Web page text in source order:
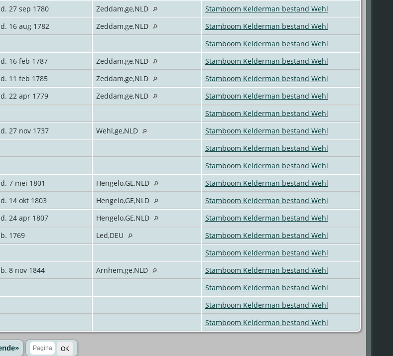
27 sep 1780 Zeddam,ge,NLD
Stamboom Kelderman bestand Wehl
16 aug 1782 Zeddam,ge,NLD
Stamboom Kelderman bestand Wehl
Stamboom Kelderman bestand Wehl
16 feb 1787 Zeddam,ge,NLD
Stamboom Kelderman bestand Wehl
11 feb 1785 Zeddam,ge,NLD
Stamboom Kelderman bestand Wehl
22 apr 1779 Zeddam,ge,NLD
Stamboom Kelderman bestand Wehl
Stamboom Kelderman bestand Wehl
27 nov 1737 Wehl,ge,NLD
Stamboom Kelderman bestand Wehl
Stamboom Kelderman bestand Wehl
Stamboom Kelderman bestand Wehl
7 mei 1801 Hengelo,GE,NLD
Stamboom Kelderman bestand Wehl
14 okt 1803 Hengelo,GE,NLD
Stamboom Kelderman bestand Wehl
24 apr 1807 Hengelo,GE,NLD
Stamboom Kelderman bestand Wehl
1769 Led,DEU
Stamboom Kelderman bestand Wehl
Stamboom Kelderman bestand Wehl
8 nov 1844 Arnhem,ge,NLD
Stamboom Kelderman bestand Wehl
Stamboom Kelderman bestand Wehl
Stamboom Kelderman bestand Wehl
Stamboom Kelderman bestand Wehl